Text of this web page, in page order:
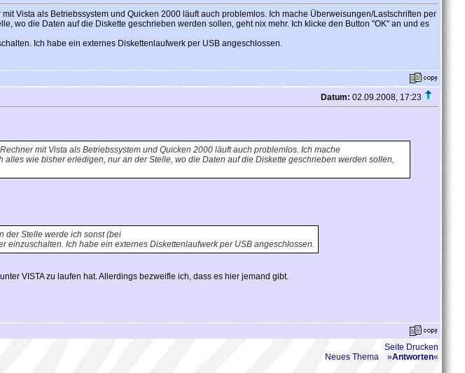
Vista als Betriebssystem und Quicken 2000 läuft auch problemlos. Ich mache Überweisungen/Lastschriften per
wo die Daten auf die Diskette geschrieben werden sollen, geht nix mehr. Ich klicke den Button "OK" an und es
Ich habe ein externes Diskettenlaufwerk per USB angeschlossen.
Datum: 02.09.2008, 17:23
mit Vista als Betriebssystem und Quicken 2000 läuft auch problemlos. Ich mache
wie bisher erledigen, nur an der Stelle, wo die Daten auf die Diskette geschrieben werden sollen,
der Stelle werde ich sonst (bei
Ich habe ein externes Diskettenlaufwerk per USB angeschlossen.
VISTA zu laufen hat. Allerdings bezweifle ich, dass es hier jemand gibt.
Seite Drucken
Neues Thema
»Antworten«